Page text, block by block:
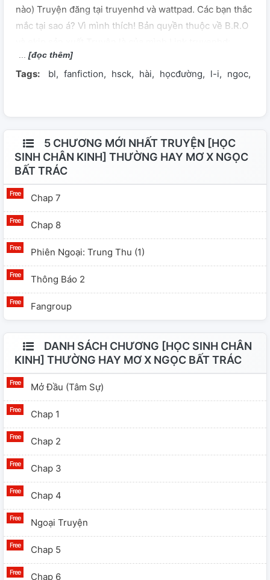
nào) Truyện đăng tại truyenhd và wattpad. Các bạn thắc
mắc tại sao á? Vì mình thích! Bản quyền thuộc về B.R.O
https://truyenhdx.com/truyen/hoc-sinh-chan-kinh-
thuong-hay-mo-ngoc-bat-trac/ Link wattpad:
ng%E1%BB%8Dc-b%E1%BA%A5t-tr%C3%A1c
[đọc thêm]
Tags: bl fanfiction hsck hài họcđường l-i ngoc
5 CHƯƠNG MỚI NHẤT TRUYỆN [HỌC
SINH CHÂN KINH] THƯỜNG HAY MƠ X NGỌC
BẤT TRÁC
Chap 7
Chap 8
Phiên Ngoại: Trung Thu (1)
Thông Báo 2
Fangroup
DANH SÁCH CHƯƠNG [HỌC SINH CHÂN
KINH] THƯỜNG HAY MƠ X NGỌC BẤT TRÁC
Mở Đầu (tâm Sự)
Chap 1
Chap 2
Chap 3
Chap 4
Ngoại Truyện
Chap 5
Chap 6